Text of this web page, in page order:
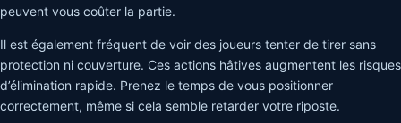
peuvent vous coûter la partie.
Il est également fréquent de voir des joueurs tenter de tirer sans
protection ni couverture. Ces actions hâtives augmentent les risques
d’élimination rapide. Prenez le temps de vous positionner
correctement, même si cela semble retarder votre riposte.